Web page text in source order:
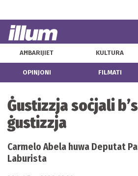
AĦBARIJIET KULTURA
OPINJONI FILMATI
Ġustizzja soċjali
ġustizzja
Carmelo Abela huwa Deputat
Laburista